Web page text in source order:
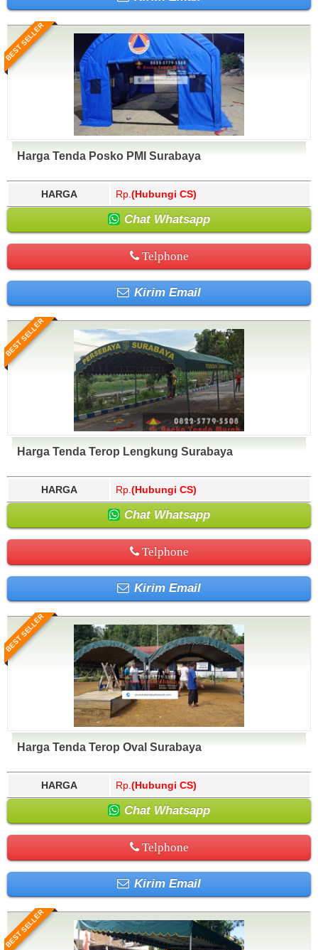
BEST SELLER
Harga Tenda Posko PMI Surabaya
HARGA Rp. (Hubungi CS)
Chat Whatsapp
Telphone
Kirim Email
BEST SELLER
Harga Tenda Terop Lengkung Surabaya
HARGA Rp. (Hubungi CS)
Chat Whatsapp
Telphone
Kirim Email
BEST SELLER
Harga Tenda Terop Oval Surabaya
HARGA Rp. (Hubungi CS)
Chat Whatsapp
Telphone
Kirim Email
BEST SELLER